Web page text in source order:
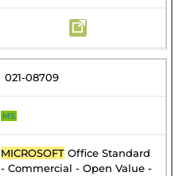
021-08709
MS
MICROSOFT Office Standard
- Commercial - Open Value -